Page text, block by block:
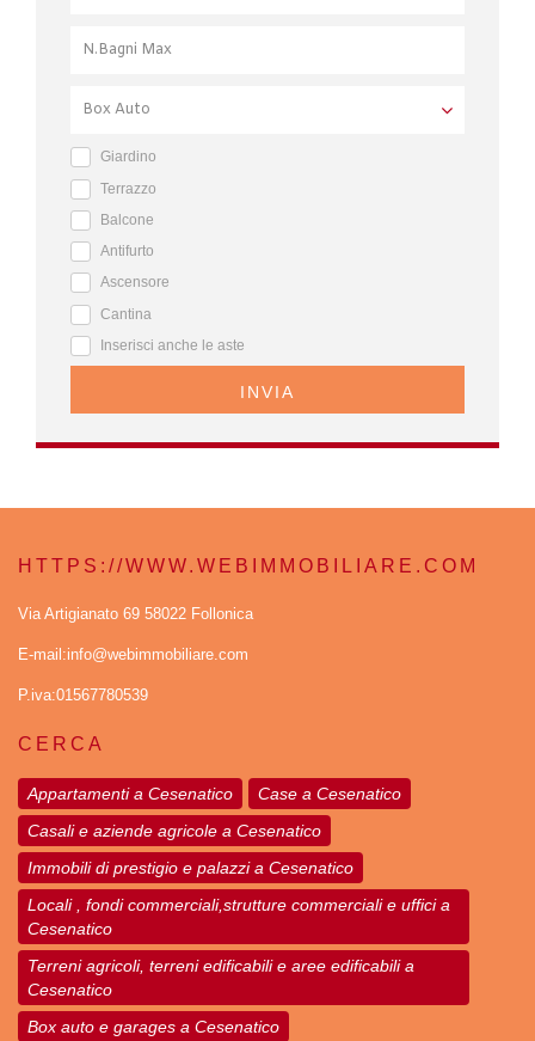
Giardino
Terrazzo
Balcone
Antifurto
Ascensore
Cantina
Inserisci anche le aste
INVIA
HTTPS://WWW.WEBIMMOBILIARE.COM
Via Artigianato 69 58022 Follonica
E-mail:info@webimmobiliare.com
P.iva:01567780539
CERCA
Appartamenti a Cesenatico
Case a Cesenatico
Casali e aziende agricole a Cesenatico
Immobili di prestigio e palazzi a Cesenatico
Locali , fondi commerciali,strutture commerciali e uffici a
Cesenatico
Terreni agricoli, terreni edificabili e aree edificabili a
Cesenatico
Box auto e garages a Cesenatico